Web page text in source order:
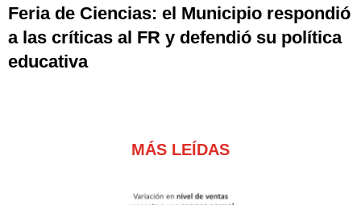
Feria de Ciencias: el Municipio respondió
a las críticas al FR y defendió su política
educativa
MÁS LEÍDAS